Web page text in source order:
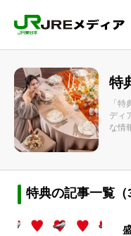
特
「
ディ
な情
特典の記事一覧（